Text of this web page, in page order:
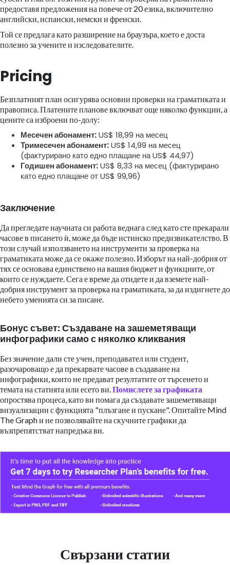
предоставя предложения на повече от 20 езика, включително
английски, испански, немски и френски.
Той се предлага като разширение на браузъра, което е доста
полезно за учените и изследователите.
Pricing
Безплатният план осигурява основни проверки на граматиката и
правописа. Платените планове включват още няколко функции, а
цените са изброени по-долу:
Месечен абонамент:US$ 18,99 на месец
Тримесечен абонамент:US$ 14,99 на месец
(фактурирано като едно плащане на US$ 44,97)
Годишен абонамент:US$ 8,33 на месец (фактурирано
като едно плащане от US$ 99,96)
Заключение
Да прегледате научната си работа веднага след като сте прекарали
часове в писането ѝ, може да бъде истинско предизвикателство. В
този случай използването на инструменти за проверка на
граматиката може да се окаже полезно. Изборът на най-добрия от
тях се основава единствено на вашия бюджет и функциите, от
които се нуждаете. Сега е време да отидете и да вземете най-
добрия инструмент за проверка на граматиката, за да издигнете до
небето уменията си за писане.
Бонус съвет: Създаване на зашеметяващи
инфографики само с няколко кликвания
Без значение дали сте учен, преподавател или студент,
разочароващо е да прекарвате часове в създаване на
инфографики, които не предават резултатите от търсенето и
темата на статията или есето ви.Помислете за графиката
опростява процеса, като ви помага да създавате зашеметяващи
визуализации с функцията "плъзгане и пускане". Опитайте Mind
The Graph и не позволявайте на скучните графики да
възпрепятстват напредъка ви.
Свързани статии